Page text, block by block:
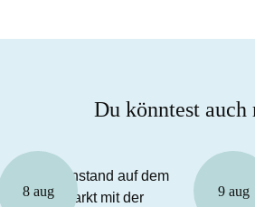
Du könntest auch
8 aug 9 aug